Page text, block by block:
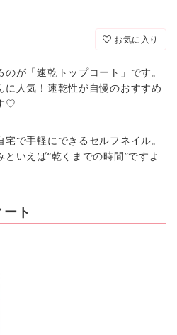
お気に入り
が「速乾トップコート」です。
人気！速乾性が自慢のおすすめ
♡
で手軽にできるセルフネイル。
いえば“乾くまでの時間”ですよ
ト